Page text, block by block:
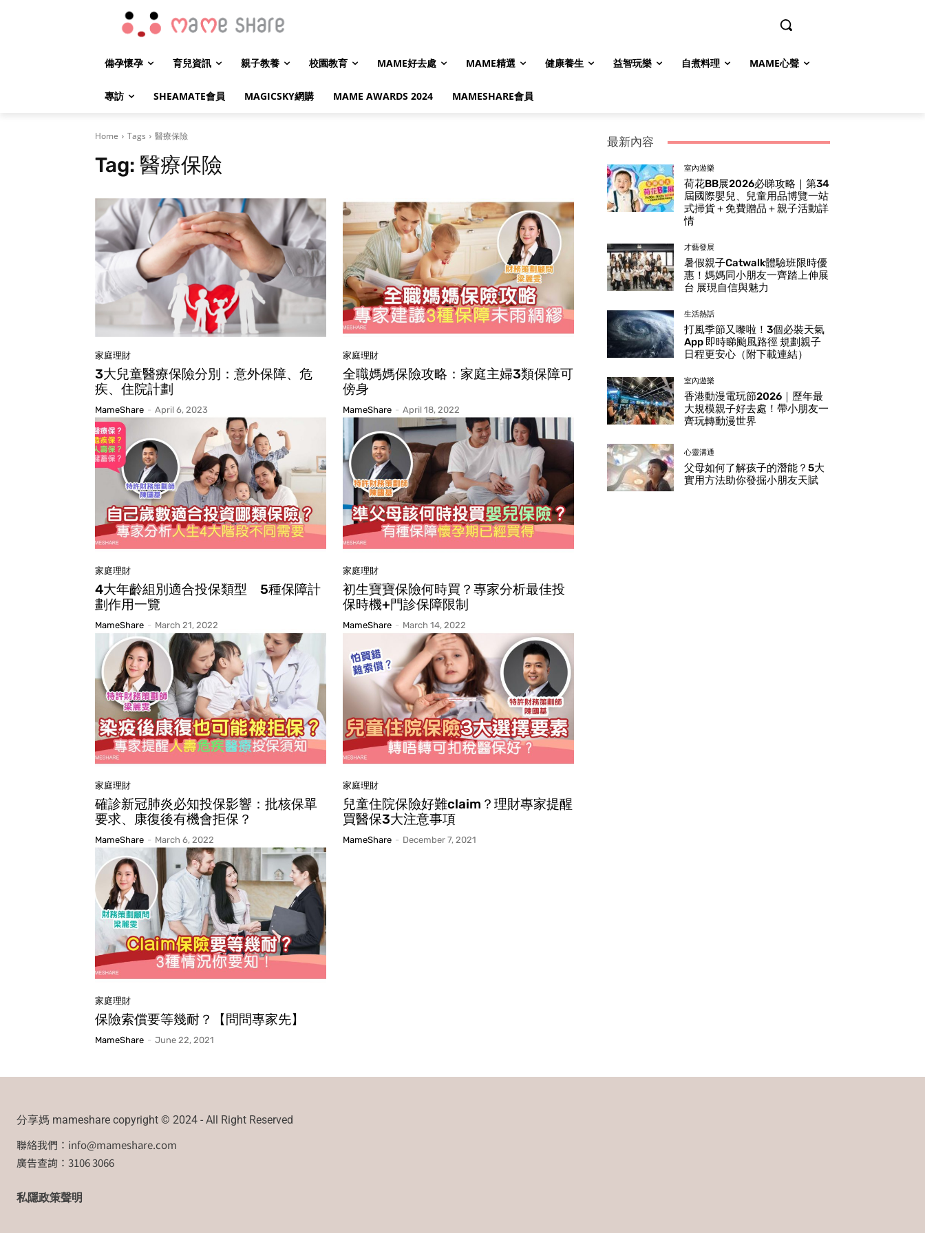
備孕懷孕 育兒資訊 親子教養 校園教育 MAME好去處 MAME精選 健康養生 益智玩樂 自煮料理 MAME心聲
專訪 SHEAMATE會員 MAGICSKY網購 MAME AWARDS 2024 MAMESHARE會員
Home Tags 醫療保險
Tag: 醫療保險
家庭理財
3大兒童醫療保險分別：意外保障、危
疾、住院計劃
MameShare - April 6, 2023
家庭理財
全職媽媽保險攻略：家庭主婦3類保障可
傍身
MameShare - April 18, 2022
家庭理財
4大年齡組別適合投保類型 5種保障計
劃作用一覽
MameShare - March 21, 2022
家庭理財
初生寶寶保險何時買？專家分析最佳投
保時機+門診保障限制
MameShare - March 14, 2022
家庭理財
確診新冠肺炎必知投保影響：批核保單
要求、康復後有機會拒保？
MameShare - March 6, 2022
家庭理財
兒童住院保險好難claim？理財專家提醒
買醫保3大注意事項
MameShare - December 7, 2021
家庭理財
保險索償要等幾耐？【問問專家先】
MameShare - June 22, 2021
最新內容
室內遊樂
荷花BB展2026必睇攻略｜第34
屆國際嬰兒、兒童用品博覽一站
式掃貨＋免費贈品＋親子活動詳
情
才藝發展
暑假親子Catwalk體驗班限時優
惠！媽媽同小朋友一齊踏上伸展
台 展現自信與魅力
生活熱話
打風季節又嚟啦！3個必裝天氣
App 即時睇颱風路徑 規劃親子
日程更安心（附下載連結）
室內遊樂
香港動漫電玩節2026｜歷年最
大規模親子好去處！帶小朋友一
齊玩轉動漫世界
心靈溝通
父母如何了解孩子的潛能？5大
實用方法助你發掘小朋友天賦
分享媽 mameshare copyright © 2024 - All Right Reserved
聯絡我們： info@mameshare.com
廣告查詢：3106 3066
私隱政策聲明